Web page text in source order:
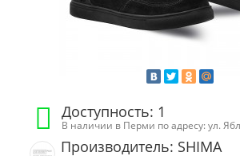
Доступность: 1
В наличии в Перми по адресу: ул.
Производитель: SHIMA